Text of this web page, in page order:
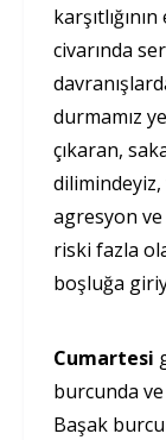
civarında
durmamız
çıkaran,
dilimindeyiz,
agresyon
riski fazla
boşluğa
Cumartesi
burcunda
Başak